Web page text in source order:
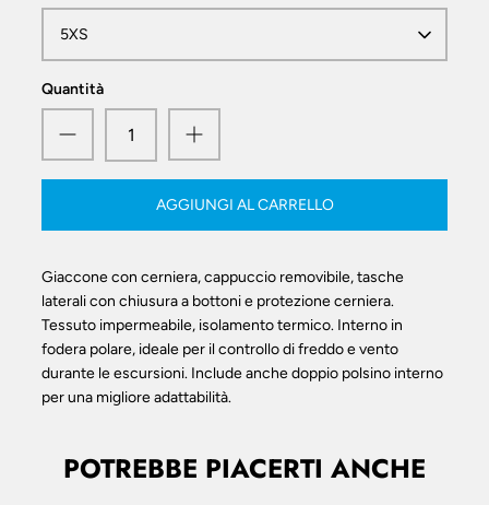
5XS
Quantità
AGGIUNGI AL CARRELLO
Giaccone con cerniera, cappuccio removibile, tasche
laterali con chiusura a bottoni e protezione cerniera.
Tessuto impermeabile, isolamento termico. Interno in
fodera polare, ideale per il controllo di freddo e vento
durante le escursioni. Include anche doppio polsino interno
per una migliore adattabilità.
POTREBBE PIACERTI ANCHE